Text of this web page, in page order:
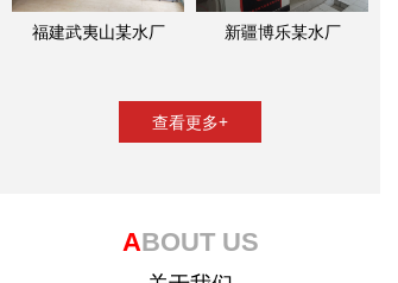
查看更多+
福建武夷山某水厂 新疆博乐某水厂
ABOUT US